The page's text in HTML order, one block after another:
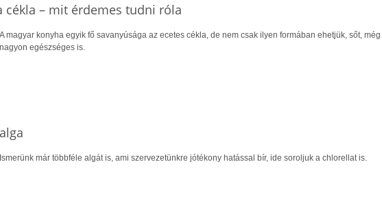
cékla – mit érdemes tudni róla
A magyar konyha egyik fő savanyúsága az ecetes cékla, de nem csak ilyen formában ehetjük, sőt, még
nagyon egészséges is.
Ismerünk már többféle algát is, ami szervezetünkre jótékony hatással bír, ide soroljuk a chlorellat is.